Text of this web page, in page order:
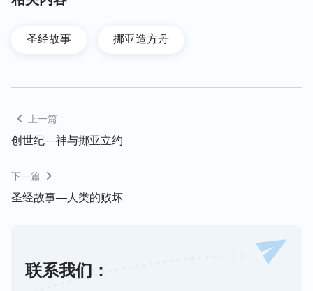
方舟。--- 创世记 8 ：1-19
圣经故事 挪亚造方舟
上一篇
创世纪—神与挪亚立约
下一篇
圣经故事—人类的败坏
联系我们：